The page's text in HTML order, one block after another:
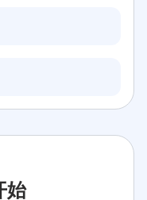
始